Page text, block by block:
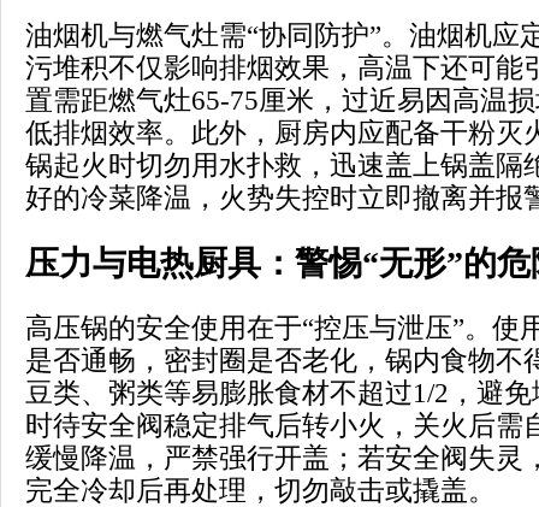
油烟机与燃气灶需“协同防护”。油烟机应
污堆积不仅影响排烟效果，高温下还可能
置需距燃气灶65-75厘米，过近易因高温
低排烟效率。此外，厨房内应配备干粉灭
锅起火时切勿用水扑救，迅速盖上锅盖隔
好的冷菜降温，火势失控时立即撤离并报
压力与电热厨具：警惕“无形”的危
高压锅的安全使用在于“控压与泄压”。使
是否通畅，密封圈是否老化，锅内食物不
豆类、粥类等易膨胀食材不超过1/2，避
时待安全阀稳定排气后转小火，关火后需
缓慢降温，严禁强行开盖；若安全阀失灵
完全冷却后再处理，切勿敲击或撬盖。